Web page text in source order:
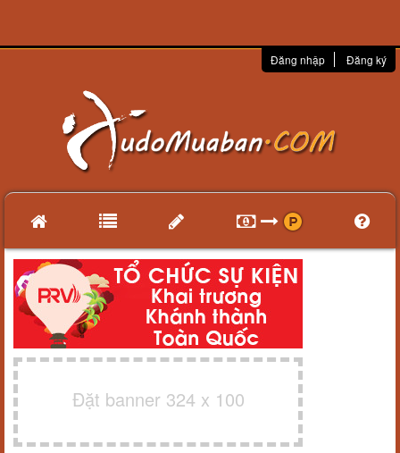
Đăng nhập Đăng ký
Đặt banner 324 x 100